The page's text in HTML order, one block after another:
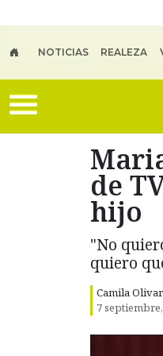
NOTICIAS REALEZA
de
hijo
"No
quiero
Camila
7 septiembre,